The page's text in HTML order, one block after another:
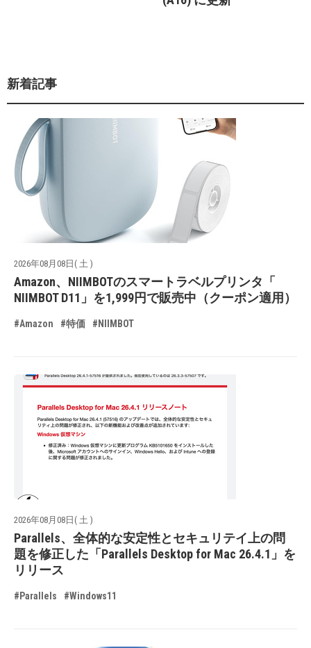
新着記事
2026年08月08日( 土 )
Amazon、NIIMBOTのスマートラベルプリンタ「
NIIMBOT D11」を1,999円で販売中（クーポン適用）
#Amazon #特価 #NIIMBOT
2026年08月08日( 土 )
Parallels、全体的な安定性とセキュリテイ上の問
題を修正した「Parallels Desktop for Mac 26.4.1」を
リリース
#Parallels #Windows11